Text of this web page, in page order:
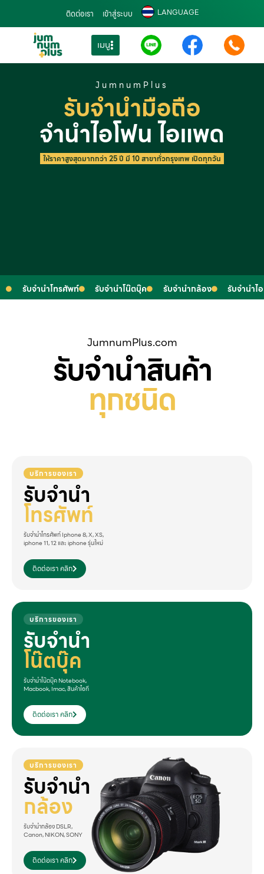
ติดต่อเรา เข้าสู่ระบบ LANGUAGE
เมนู
JumnumPlus
รับจำนำมือถือ
จำนำไอโฟน ไอแพด
ให้ราคาสูงสุดมากกว่า 25 ปี มี 10 สาขาทั่วกรุงเทพ เปิดทุกวัน
รับจำนำโทรศัพท์ รับจำนำโน๊ตบุ๊ค รับจำนำกล้อง รับจำนำไ
JumnumPlus.com
รับจำนำสินค้า
ทุกชนิด
บริการของเรา
รับจำนำ
โทรศัพท์
รับจำนำโทรศัพท์ Iphone 8, X, XS,
iphone 11, 12 และ iphone รุ่นใหม่
ติดต่อเรา คลิก
บริการของเรา
รับจำนำ
โน๊ตบุ๊ค
รับจำนำโน๊ตบุ๊ค Notebook,
Macbook, Imac, สินค้าไอที
ติดต่อเรา คลิก
บริการของเรา
รับจำนำ
กล้อง
รับจำนำกล้อง DSLR,
Canon, NIKON, SONY
ติดต่อเรา คลิก